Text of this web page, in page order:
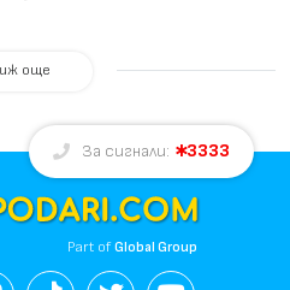
още
За сигнали: 3333
Part ofGlobal Group